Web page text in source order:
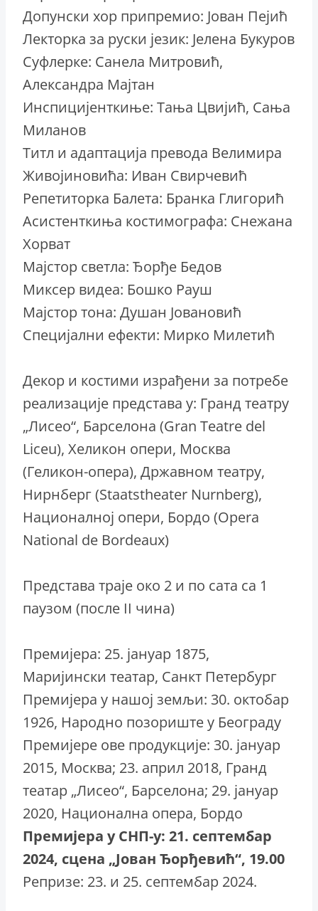
Допунски хор припремио: Јован Пејић
Лекторка за руски језик: Јелена Букуров
Суфлерке: Санела Митровић,
Александра Мајтан
Инспицијенткиње: Тања Цвијић, Сања
Миланов
Титл и адаптација превода Велимира
Живојиновића: Иван Свирчевић
Репетиторка Балета: Бранка Глигорић
Асистенткиња костимографа: Снежана
Хорват
Мајстор светла: Ђорђе Бедов
Миксер видеа: Бошко Рауш
Мајстор тона: Душан Јовановић
Специјални ефекти: Мирко Милетић
Декор и костими израђени за потребе
реализације представа у: Гранд театру
„Лисео“, Барселона (Gran Teatre del
Liceu), Хеликон опери, Москва
(Геликон-опера), Државном театру,
Нирнберг (Staatstheater Nurnberg),
Националној опери, Бордо (Opera
National de Bordeaux)
Представа траје око 2 и по сата са 1
паузом (после II чина)
Премијера: 25. јануар 1875,
Маријински театар, Санкт Петербург
Премијера у нашој земљи: 30. октобар
1926, Народно позориште у Београду
Премијере ове продукције: 30. јануар
2015, Москва; 23. април 2018, Гранд
театар „Лисео“, Барселона; 29. јануар
2020, Национална опера, Бордо
Премијера у СНП-у: 21. септембар
2024, сцена „Јован Ђорђевић“, 19.00
Репризе: 23. и 25. септембар 2024.